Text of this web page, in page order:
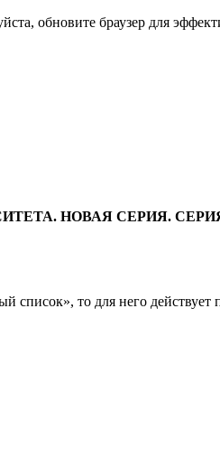
обновите браузер для
НОВАЯ СЕРИЯ.
список», то для него